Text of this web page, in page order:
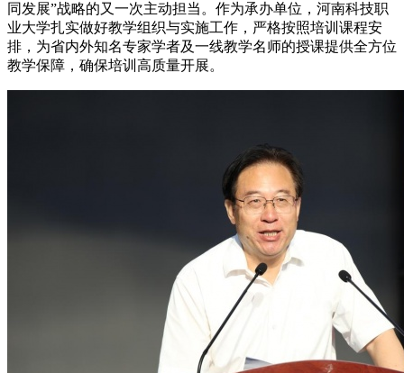
同发展”战略的又一次主动担当。作为承办单位，河南科技职
业大学扎实做好教学组织与实施工作，严格按照培训课程安
排，为省内外知名专家学者及一线教学名师的授课提供全方位
教学保障，确保培训高质量开展。